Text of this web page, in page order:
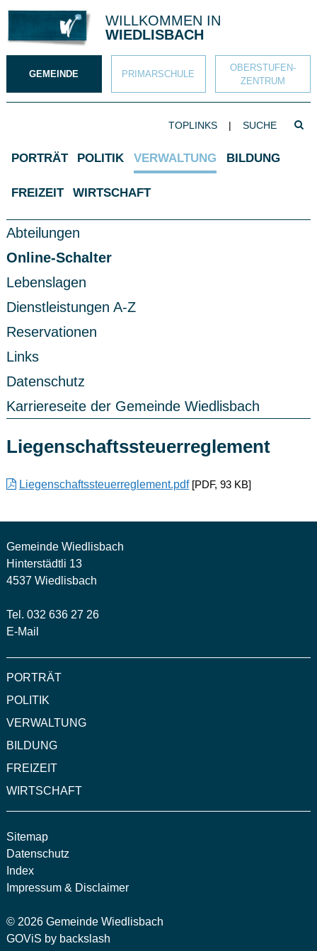
Direkt zum Inhalt springen
WILLKOMMEN IN
WIEDLISBACH
GEMEINDE PRIMAR­SCHULE
OBERSTUFEN­
ZENTRUM
SUCHBEGRIFF
TOPLINKS |
Hauptnavigation
PORTRÄT POLITIK VERWALTUNG BILDUNG
FREIZEIT WIRTSCHAFT
Subnavigation
Abteilungen
Online-Schalter
Lebenslagen
Dienstleistungen A-Z
Reservationen
Links
Datenschutz
Karriereseite der Gemeinde Wiedlisbach
Liegenschaftssteuerreglement
Liegenschaftssteuerreglement.pdf [PDF, 93 KB]
Gemeinde Wiedlisbach
Hinterstädtli 13
4537 Wiedlisbach
Tel. 032 636 27 26
E-Mail
PORTRÄT
POLITIK
VERWALTUNG
BILDUNG
FREIZEIT
WIRTSCHAFT
Sitemap
Datenschutz
Index
Impressum & Disclaimer
© 2026 Gemeinde Wiedlisbach
GOViS by backslash